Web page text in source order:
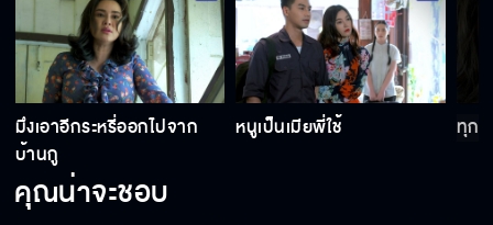
ฉันจะทำอย่างไรดี
มันล้างอายให้ฉันกับลูกได้ไหม
มึงเอาอีกระหรี่ออกไปจาก
บ้านกู
หนูเป็นเมียพี่ใช้ ทุกค
คุณน่าจะชอบ